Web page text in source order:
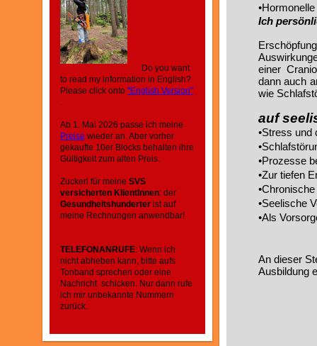
Do you want
to read my information in English?
Please click onto "English Version"
.
Ab 1. Mai 2026 passe ich meine
Preise wieder an. Aber vorher
gekaufte 10er Blocks behalten ihre
Gültigkeit zum alten Preis.
Zuckerl für meine SVS
versicherten KlientInnen: der
Gesundheitshunderter ist auf
meine Rechnungen anwendbar!
TELEFONANRUFE: Wenn ich
nicht abheben kann, bitte aufs
Tonband sprechen oder eine
Nachricht schicken. Nur dann rufe
ich mir unbekannte Nummern
zurück.
Ich
einer
dann auch
wie
auf
•Stress und
•Prozesse
•Zur tiefen
•Seelische
•Als
An dieser
Ausbildung